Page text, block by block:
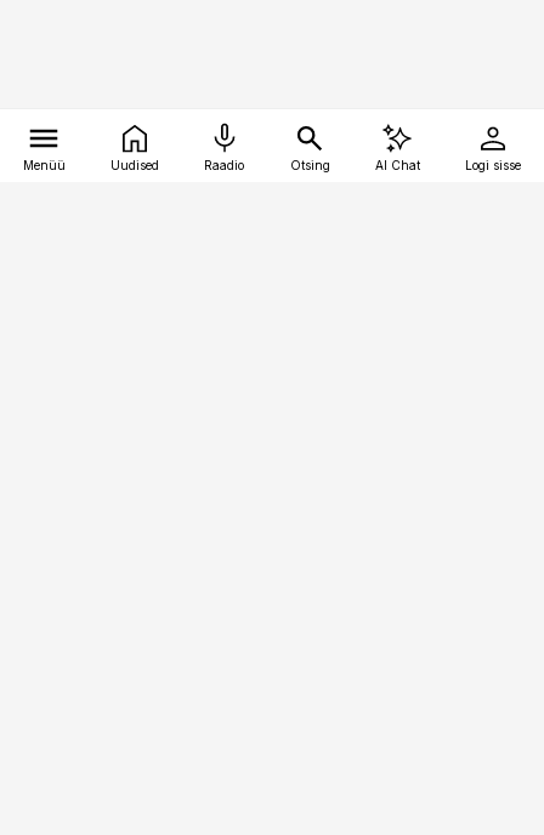
Menüü Uudised Raadio Otsing AI Chat Logi sisse